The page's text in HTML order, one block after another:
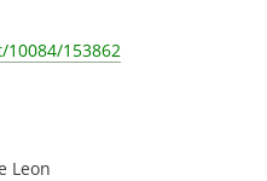
153862
Leon